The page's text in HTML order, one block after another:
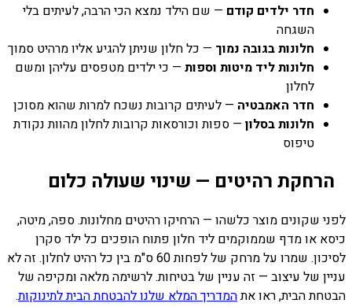
חדר ילדים קודם — שם הילד נמצא הכי הרבה, לעיתים בלי
השגחה
חלונות בגובה נמוך — כל חלון שניתן להגיע אליו מרהיט סמוך
חלונות ליד מיטות וספות — כי ילדים מטפסים עליהן ומשם
לחלון
חדר האמבטיה — לעיתים קרובות נשכח למרות שהוא מסוכן
חלונות בסלון — ספות וכורסאות קרובות לחלון מהוות נקודת
טיפוס
הרחקת רהיטים — שינוי שעולה כלום
לפני שקונים מוצר כלשהו — הרחיקו רהיטים מחלונות. ספה, מיטה,
כיסא או מדף שממוקמים ליד חלון פתוח הופכים כל ילד סקרן
לסיכון. שמרו על מרחק של לפחות 60 ס"מ בין כל רהיט לחלון. זה לא
עניין של עיצוב — זה עניין של בטיחות. לרשימה מלאה ומקיפה של
הבטחת הבית, ראו אתהמדריך המלא שלנו להבטחת הבית לתינוקות.